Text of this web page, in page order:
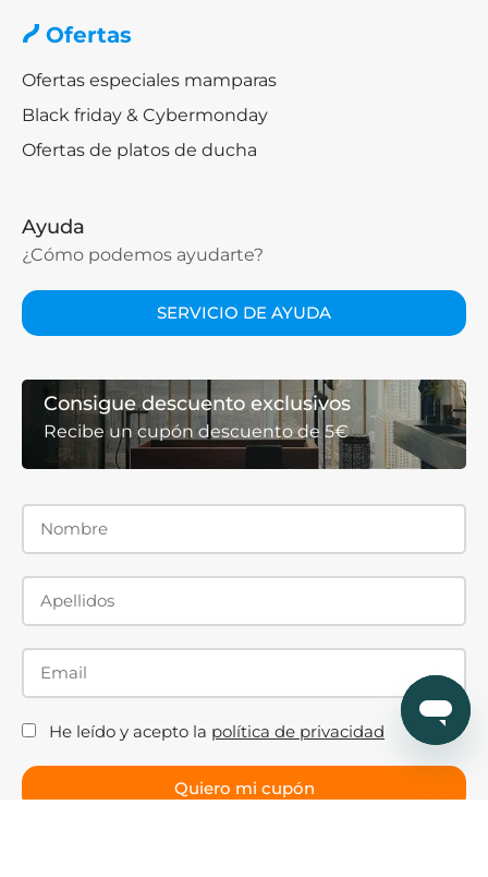
Ofertas
Ofertas especiales mamparas
Black friday & Cybermonday
Ofertas de platos de ducha
Ayuda
¿Cómo podemos ayudarte?
SERVICIO DE AYUDA
Consigue descuento exclusivos
Recibe un cupón descuento de 5€
He leído y acepto la política de privacidad